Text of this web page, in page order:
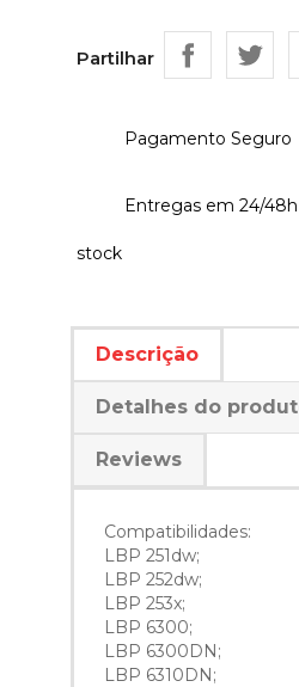
Partilhar
Pagamento Seguro
Entregas em 24/
stock
Descrição
Detalhes do
Reviews
Compatibilidades:
LBP 251dw;
LBP 252dw;
LBP 253x;
LBP 6300;
LBP 6300DN;
LBP 6310DN;